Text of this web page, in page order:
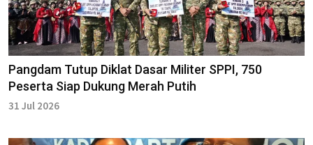
Pangdam Tutup Diklat Dasar Militer SPPI, 750
Peserta Siap Dukung Merah Putih
31 Jul 2026